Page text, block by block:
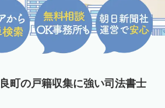
町の戸籍収集に強い司法書士